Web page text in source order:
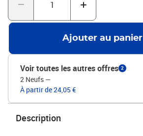
Ajouter au panier
Voir toutes les autres offres 2
2 Neufs —
À partir de 24,05 €
Description